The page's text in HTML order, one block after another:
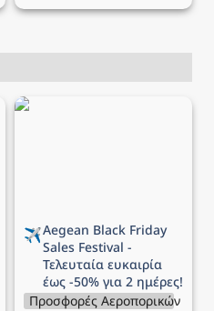
Aegean Black Friday Sales
✈️Aegean Black Friday
Sales Festival -
Τελευταία ευκαιρία
έως -50% για 2 ημέρες!
Προσφορές Αεροπορικών